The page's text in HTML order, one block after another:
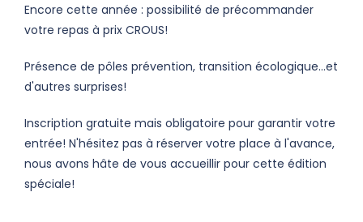
Encore cette année : possibilité de précommander
votre repas à prix CROUS!
Présence de pôles prévention, transition écologique...et
d'autres surprises!
Inscription gratuite mais obligatoire pour garantir votre
entrée! N'hésitez pas à réserver votre place à l'avance,
nous avons hâte de vous accueillir pour cette édition
spéciale!